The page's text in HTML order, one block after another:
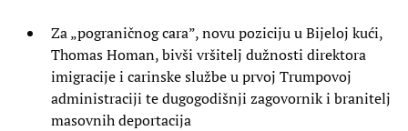
Za „pograničnog cara”, novu poziciju u Bijeloj kući,
Thomas Homan, bivši vršitelj dužnosti direktora
imigracije i carinske službe u prvoj Trumpovoj
administraciji te dugogodišnji zagovornik i branitelj
masovnih deportacija